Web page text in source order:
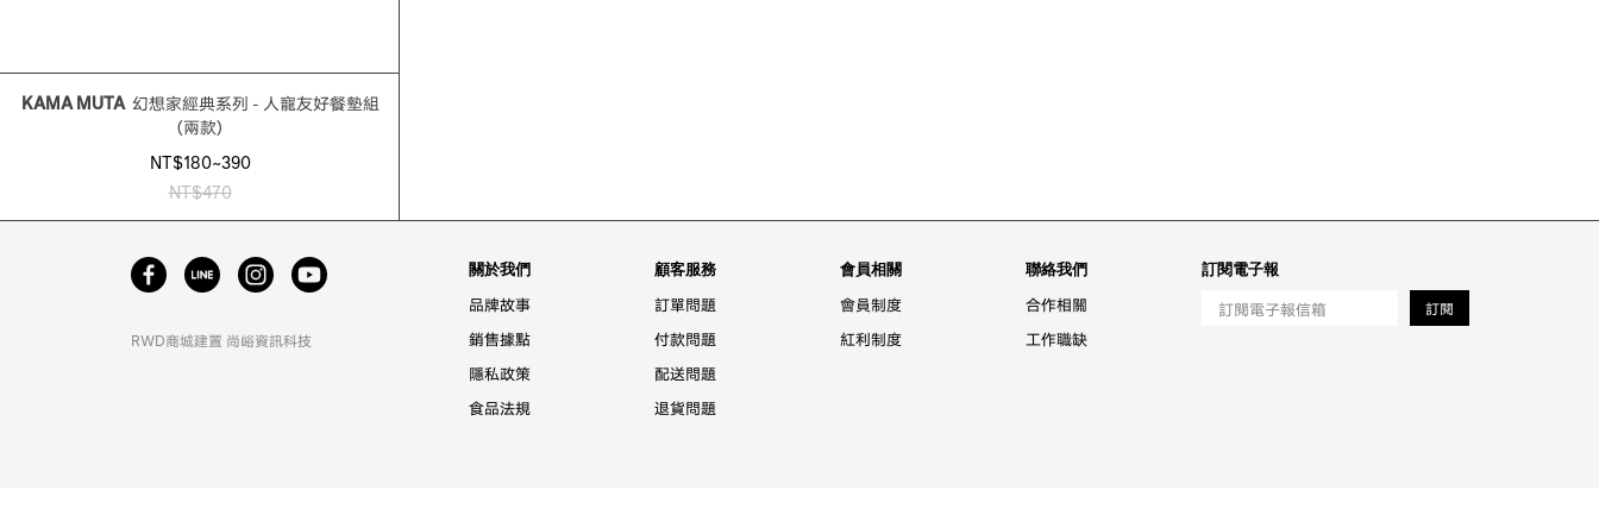
KAMA MUTA幻想家經典系列 - 人寵友好餐墊組
(兩款)
NT$180~390
NT$470
RWD商城建置 尚峪資訊科技
關於我們
品牌故事
銷售據點
隱私政策
食品法規
顧客服務
訂單問題
付款問題
配送問題
退貨問題
會員相關
會員制度
紅利制度
聯絡我們
合作相關
工作職缺
訂閱電子報
訂閱